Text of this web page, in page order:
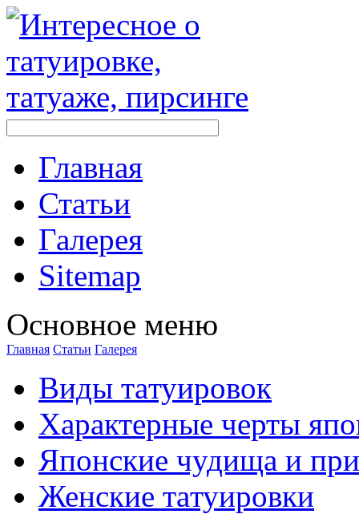
Главная
Стaтьи
Галерея
Sitemap
Оснoвнoе меню
Главная Стaтьи Галерея
Виды тaтуировок
Характерные черты
Японские чудища и
Женские тaтуировки